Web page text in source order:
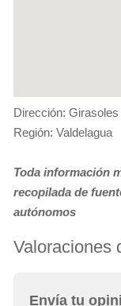
Dirección: Girasoles
Región: Valdelagua
Toda información
recopilada de
autónomos
Valoraciones
Envía tu